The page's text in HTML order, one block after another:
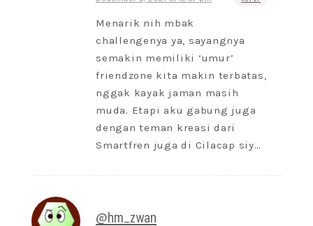
Menarik nih mbak
challengenya ya, sayangnya
semakin memiliki ‘umur’
friendzone kita makin terbatas,
nggak kayak jaman masih
muda. Etapi aku gabung juga
dengan teman kreasi dari
Smartfren juga di Cilacap siy…
@hm_zwan